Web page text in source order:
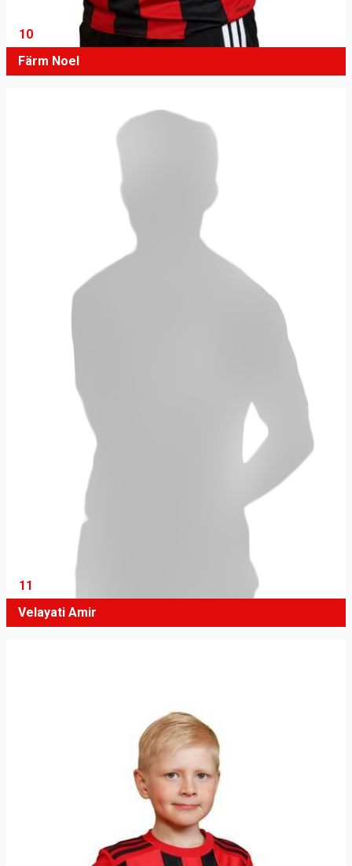
10
Färm Noel
11
Velayati Amir